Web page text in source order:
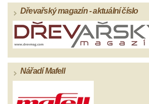
Dřevařský magazín - aktuální číslo
Nářadí Mafell